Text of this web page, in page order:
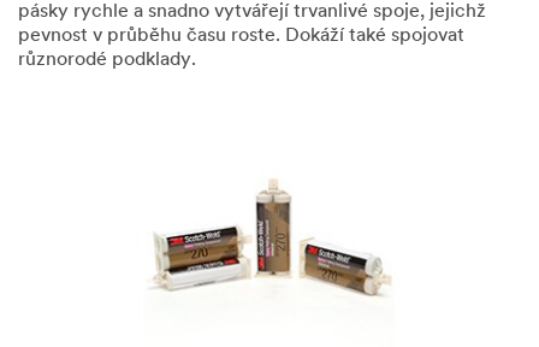
pásky rychle a snadno vytvářejí trvanlivé spoje, jejichž
pevnost v průběhu času roste. Dokáží také spojovat
různorodé podklady.